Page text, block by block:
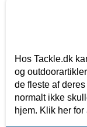
Hos Tackle.dk
og
de fleste af
normalt ikke
hjem. Klik her